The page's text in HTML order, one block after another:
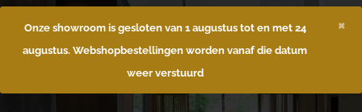
Onze showroom is gesloten van 1 augustus tot en met 24
augustus. Webshopbestellingen worden vanaf die datum
weer verstuurd
×